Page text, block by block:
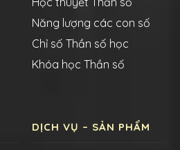
Năng lượng các con số
Chỉ số Thần số học
Khóa học Thần số
DỊCH VỤ – SẢN PHẨM